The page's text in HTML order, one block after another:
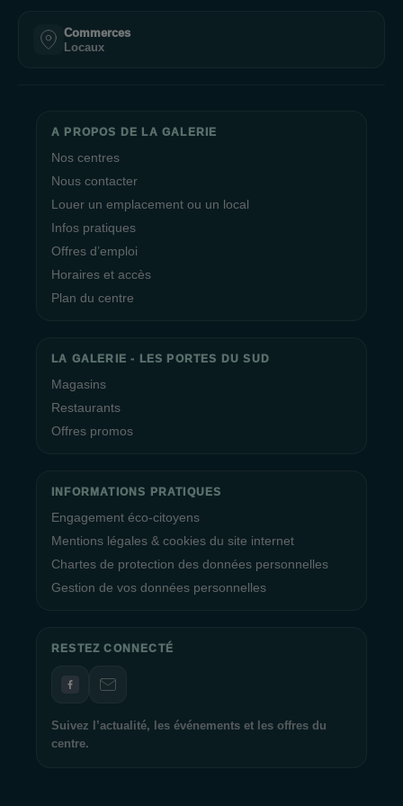
Commerces
Locaux
A PROPOS DE LA GALERIE
Nos centres
Nous contacter
Louer un emplacement ou un local
Infos pratiques
Offres d’emploi
Horaires et accès
Plan du centre
LA GALERIE - LES PORTES DU SUD
Magasins
Restaurants
Offres promos
INFORMATIONS PRATIQUES
Engagement éco-citoyens
Mentions légales & cookies du site internet
Chartes de protection des données personnelles
Gestion de vos données personnelles
RESTEZ CONNECTÉ
Suivez l’actualité, les événements et les offres du
centre.